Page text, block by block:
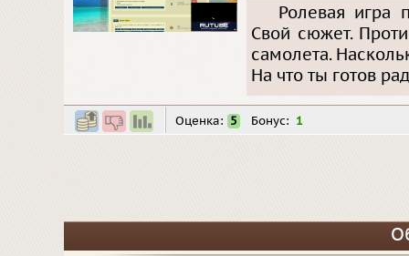
Ролевая игра
Свой сюжет.
самолета.
На что ты готов
Оценка: 5 Бонус: 1